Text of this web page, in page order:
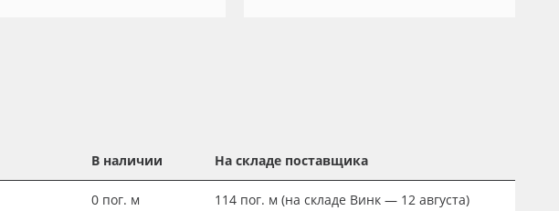
В наличии На складе поставщика
0 пог. м 114 пог. м (на складе Винк — 12 августа)